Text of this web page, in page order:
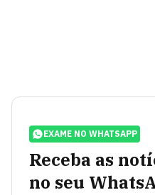
EXAME NO WHATSAPP
Receba as
no seu